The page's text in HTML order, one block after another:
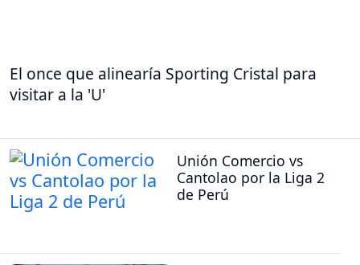
El once que alinearía Sporting Cristal para
visitar a la 'U'
Unión Comercio vs
Cantolao por la Liga 2
de Perú